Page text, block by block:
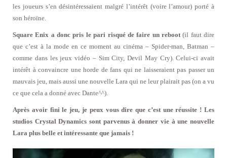
les joueurs s’en désintéressaient malgré l’intérêt (voire l’amour) porté à
son héroïne.
Square Enix a donc pris le pari risqué de faire un reboot(il faut dire
que c’est à la mode en ce moment au cinéma – Spider-man, Batman –
comme dans les jeux vidéo – Sim City, Devil May Cry). Celui-ci avait
intérêt à convaincre une horde de fans qui ne laisseraient pas passer un
mauvais jeu, mais aussi une nouvelle Lara qui ne leur plairait pas (on a vu
ce que cela a donné avec Dante^^).
Après avoir fini le jeu, je peux vous dire que c’est une réussite ! Les
studios Crystal Dynamics sont parvenus à donner vie à une nouvelle
Lara plus belle et intéressante que jamais !